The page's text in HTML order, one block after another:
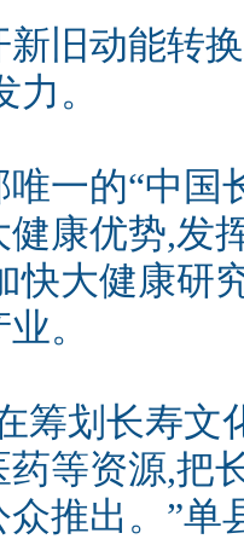
动能转换
。
的“中国
康优势,发
快大健康研
。
划长寿文
等资源,把
推出。”单